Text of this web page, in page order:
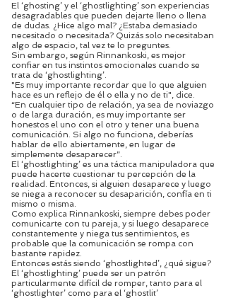
El ‘ghosting’ y el ‘ghostlighting’ son experiencias
desagradables que pueden dejarte lleno o llena
de dudas. ¿Hice algo mal? ¿Estaba demasiado
necesitado o necesitada? Quizás solo necesitaban
algo de espacio, tal vez te lo preguntes.
Sin embargo, según Rinnankoski, es mejor
confiar en tus instintos emocionales cuando se
trata de ‘ghostlighting’.
"Es muy importante recordar que lo que alguien
hace es un reflejo de él o ella y no de ti", dice.
“En cualquier tipo de relación, ya sea de noviazgo
o de larga duración, es muy importante ser
honestos el uno con el otro y tener una buena
comunicación. Si algo no funciona, deberías
hablar de ello abiertamente, en lugar de
simplemente desaparecer”.
El ‘ghostlighting’ es una táctica manipuladora que
puede hacerte cuestionar tu percepción de la
realidad. Entonces, si alguien desaparece y luego
se niega a reconocer su desaparición, confía en ti
mismo o misma.
Como explica Rinnankoski, siempre debes poder
comunicarte con tu pareja, y si luego desaparece
constantemente y niega tus sentimientos, es
probable que la comunicación se rompa con
bastante rapidez.
Entonces estás siendo ‘ghostlighted’, ¿qué sigue?
El ‘ghostlighting’ puede ser un patrón
particularmente difícil de romper, tanto para el
‘ghostlighter’ como para el ‘ghostlit’